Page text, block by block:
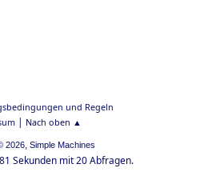
und Regeln
| Nach oben ▲
2026, Simple Machines
Sekunden mit 20 Abfragen.